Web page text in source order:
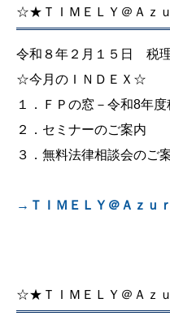
☆★ＴＩＭＥＬＹ＠Ａ
令和８年２月１５日 税
☆今月のＩＮＤＥＸ☆
１．ＦＰの窓－令和8年
２．セミナーのご案内
３．無料法律相談会のご
→ＴＩＭＥＬＹ＠Ａｚｕ
☆★ＴＩＭＥＬＹ＠Ａ